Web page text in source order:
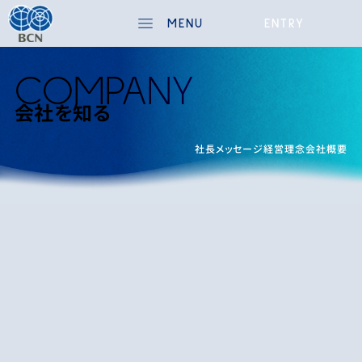
MENU ENTRY
COMPANY
会社を知る
社長メッセージ経営理念会社概要